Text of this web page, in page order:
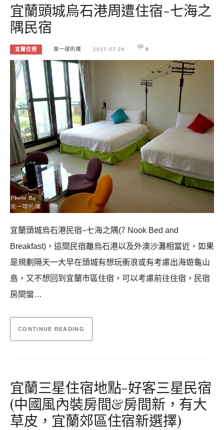
宜蘭頭城烏石港周遭住宿-七海之
隅民宿
宜蘭住宿 來一球叭噗 2017-07-26 0
宜蘭頭城烏石港民宿–七海之隅(7 Nook Bed and
Breakfast)，這間民宿離烏石港以及外澳沙灘相當近，如果
是規劃隔天一大早在頭城有想玩衝浪或有考慮出海遊龜山
島，又不想回到宜蘭市區住宿，可以考慮前往住宿，民宿
房間蠻…
CONTINUE READING
宜蘭三星住宿地點-好客三星民宿
(中國風內裝房間&房間新，有大
草皮，宜蘭郊區住宿新選擇)